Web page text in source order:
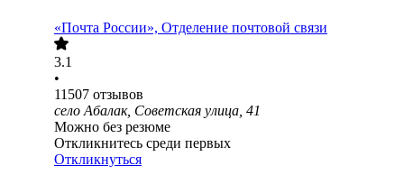
«Почта России», Отделение почтовой связи
3.1
•
11507 отзывов
село Абалак, Советская улица, 41
Можно без резюме
Откликнитесь среди первых
Откликнуться